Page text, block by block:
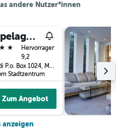
andere Nutzer*innen
Archipelagos Hotel
Hervorragend
9,2
Kalo Livadi P.o. Box 1024, Mykonos, Griechenland
Stadtzentrum
Zum Angebot
anzeigen